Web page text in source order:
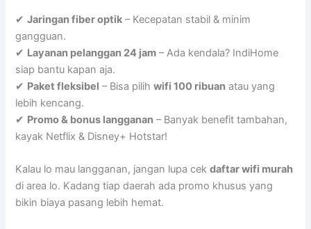
✔Jaringan fiber optik – Kecepatan stabil & minim
gangguan.
✔ Layanan pelanggan 24 jam – Ada kendala? IndiHome
siap bantu kapan aja.
✔ Paket fleksibel – Bisa pilihwifi 100 ribuan atau yang
lebih kencang.
✔ Promo & bonus langganan – Banyak benefit tambahan,
kayak Netflix & Disney+ Hotstar!
Kalau lo mau langganan, jangan lupa cekdaftar wifi murah
di area lo. Kadang tiap daerah ada promo khusus yang
bikin biaya pasang lebih hemat.